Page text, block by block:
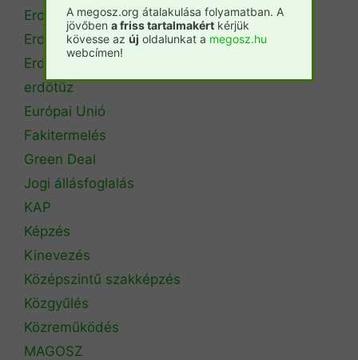
Erdészeti szakszemélyzet
Erdőtérkép
Erdőtörvény
erdőtűz
Európai Unió
Fakitermelés
Green Deal
Jogi állásfoglalás
KAP
Képzés
Kinevezés
Középszintű szakképzés
Közgyűlés
Közreműködés
MAGOSZ
A megosz.org átalakulása folyamatban. A
jövőben a friss tartalmakért kérjük
kövesse az új oldalunkat a megosz.hu
webcímen!